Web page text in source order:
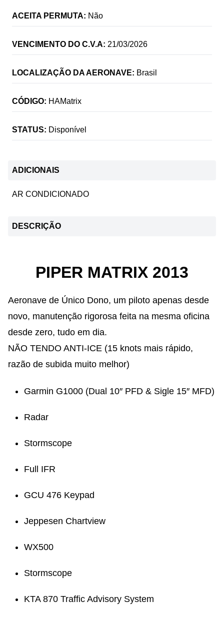
ACEITA PERMUTA: Não
VENCIMENTO DO C.V.A: 21/03/2026
LOCALIZAÇÃO DA AERONAVE: Brasil
CÓDIGO: HAMatrix
STATUS: Disponível
ADICIONAIS
AR CONDICIONADO
DESCRIÇÃO
PIPER MATRIX 2013
Aeronave de Único Dono, um piloto apenas desde
novo, manutenção rigorosa feita na mesma oficina
desde zero, tudo em dia.
NÃO TENDO ANTI-ICE (15 knots mais rápido,
razão de subida muito melhor)
Garmin G1000 (Dual 10″ PFD & Sigle 15″ MFD)
Radar
Stormscope
Full IFR
GCU 476 Keypad
Jeppesen Chartview
WX500
Stormscope
KTA 870 Traffic Advisory System